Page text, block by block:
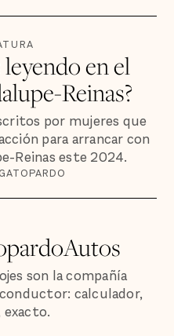
en el
Reinas?
por mujeres que
para arrancar con
Reinas este 2024.
son la compañía
calculador,